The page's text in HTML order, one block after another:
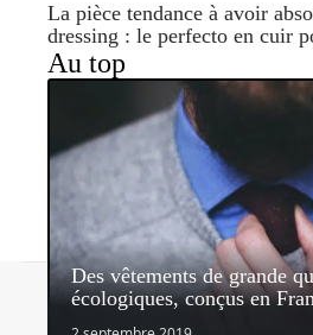
La pièce tendance à avoir
dressing : le perfecto en cuir
Au top
Des vêtements de grande
écologiques, conçus en
Contact Mentions